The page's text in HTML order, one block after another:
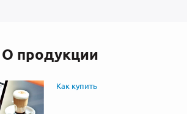
О продукции
Как купить